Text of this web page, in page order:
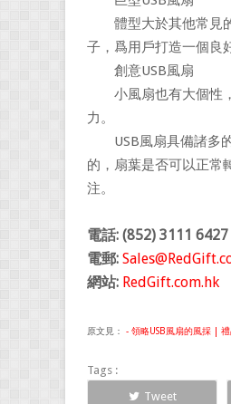
體型大於其他常見的
子，爲用戶打造一個良
創意USB風扇
小風扇也有大個性，
力。
USB風扇具備諸多的
的，扇葉是否可以正常
注。
電話: (852) 3111 6427
電郵:
網站: RedGift.com.hk
原文見： - 領略USB風扇的風採 |
Tags :
Tweet